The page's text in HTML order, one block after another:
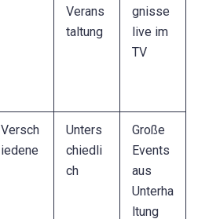
Verans
taltung
gnisse
live im
TV
Versch
iedene
Unters
chiedli
ch
Große
Events
aus
Unterha
ltung